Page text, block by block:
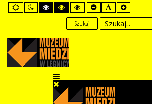
Default
mode
Night
mode
High
Contrast
mode
High
Contrast
Black
Yellow
mode
High
Contrast
Yellow
Black
mode
Set
Smaller
Font
Set
Default
Font
Set
Larger
Font
Szukaj